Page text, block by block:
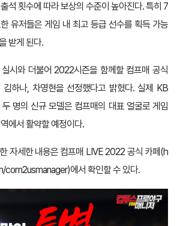
석 횟수에 따라 보상의 수준이 높아진다. 특히 7
유저들은 게임 내 최고 등급 선수를 획득 가능
받게 된다.
시와 더불어 2022시즌을 함께할 컴프매 공식
하나, 차영현을 선정했다고 밝혔다. 실제 KB
명의 신규 모델은 컴프매의 대표 얼굴로 게임
에서 활약할 예정이다.
자세한 내용은 컴프매 LIVE 2022 공식 카페(h
com2usmanager)에서 확인할 수 있다.